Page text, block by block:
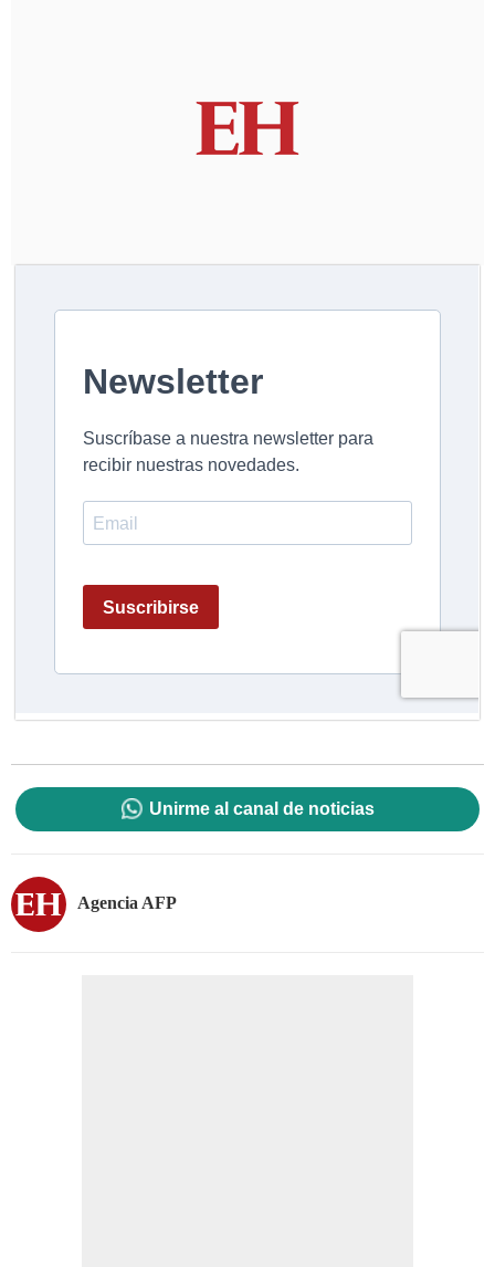
Unirme al canal de noticias
Agencia AFP